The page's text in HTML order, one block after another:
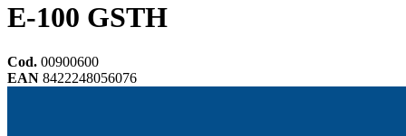
E-100 GSTH
Cod. 00900600
EAN 8422248056076